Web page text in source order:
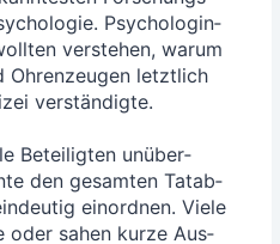
Psy­cho­lo­gin­
ver­ste­hen, war­um
Ohren­zeu­gen letzt­lich
ver­stän­dig­te.
Betei­lig­ten unüber­
den gesam­ten Tat­ab­
ein­ord­nen. Vie­le
oder sahen kur­ze Aus­